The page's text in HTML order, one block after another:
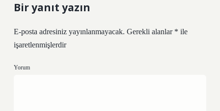
Bir yanıt yazın
E-posta adresiniz yayınlanmayacak. Gerekli alanlar * ile
işaretlenmişlerdir
Yorum